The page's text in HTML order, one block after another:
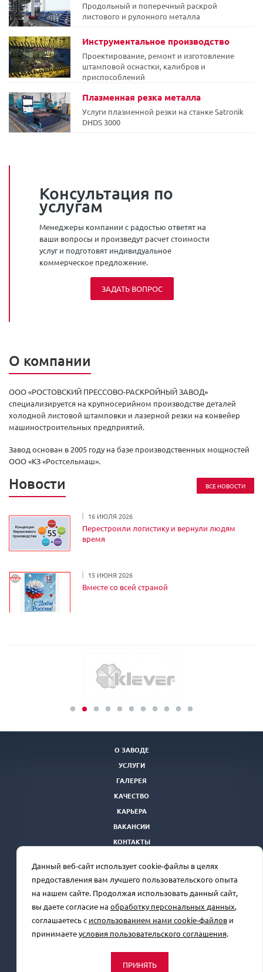
Продольный и поперечный раскрой
листового и рулонного металла
Инструментальное производство
Проектирование, ремонт и изготовление
штамповой оснастки, калибров и
приспособлений
Плазменная резка металла
Услуги плазменной резки на станке Satronik
DHDS 3000
Консультация по
услугам
Менеджеры компании с радостью ответят на
ваши вопросы и произведут расчет стоимости
услуг и подготовят индивидуальное
коммерческое предложение.
ЗАДАТЬ ВОПРОС
О компании
ООО «РОСТОВСКИЙ ПРЕССОВО-РАСКРОЙНЫЙ ЗАВОД»
специализируется на крупносерийном производстве деталей
холодной листовой штамповки и лазерной резки на конвейер
машиностроительных предприятий.
Завод основан в 2005 году на базе производственных мощностей
ООО «КЗ «Ростсельмаш».
ВСЕ НОВОСТИ
Новости
16 ИЮЛЯ 2026
Перестроили логистику и вернули людям
время
15 ИЮНЯ 2026
Вместе со всей страной
О ЗАВОДЕ
УСЛУГИ
ГАЛЕРЕЯ
КАЧЕСТВО
КАРЬЕРА
ВАКАНСИИ
КОНТАКТЫ
Отдел продаж+7(863) 250-39-24 rprz@oaorsm.ru
Сделано в
© 2026 Все права защищены.
Политика конфиденциальности
Данный веб-сайт использует cookie-файлы в целях
предоставления вам лучшего пользовательского опыта
на нашем сайте. Продолжая использовать данный сайт,
вы даете согласие на обработку персональных данных,
соглашаетесь с использованием нами cookie-файлови
принимаетеусловия пользовательского соглашения.
ПРИНЯТЬ